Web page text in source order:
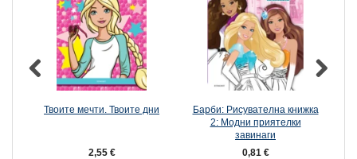
Твоите мечти. Твоите дни
2,55 €
Барби: Рисувателна книжка
2: Модни приятелки
завинаги
0,81 €